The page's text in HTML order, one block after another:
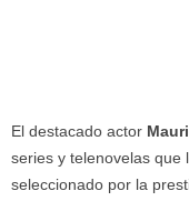
El destacado actor
series y telenovelas que
seleccionado por la